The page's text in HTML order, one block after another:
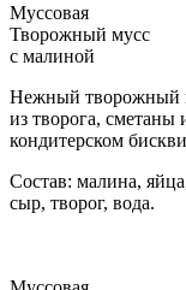
Муссовая
Творожный мусс
с малиной
Нежный творожный
из творога,
кондитерском
Состав: малина,
сыр, творог, вода.